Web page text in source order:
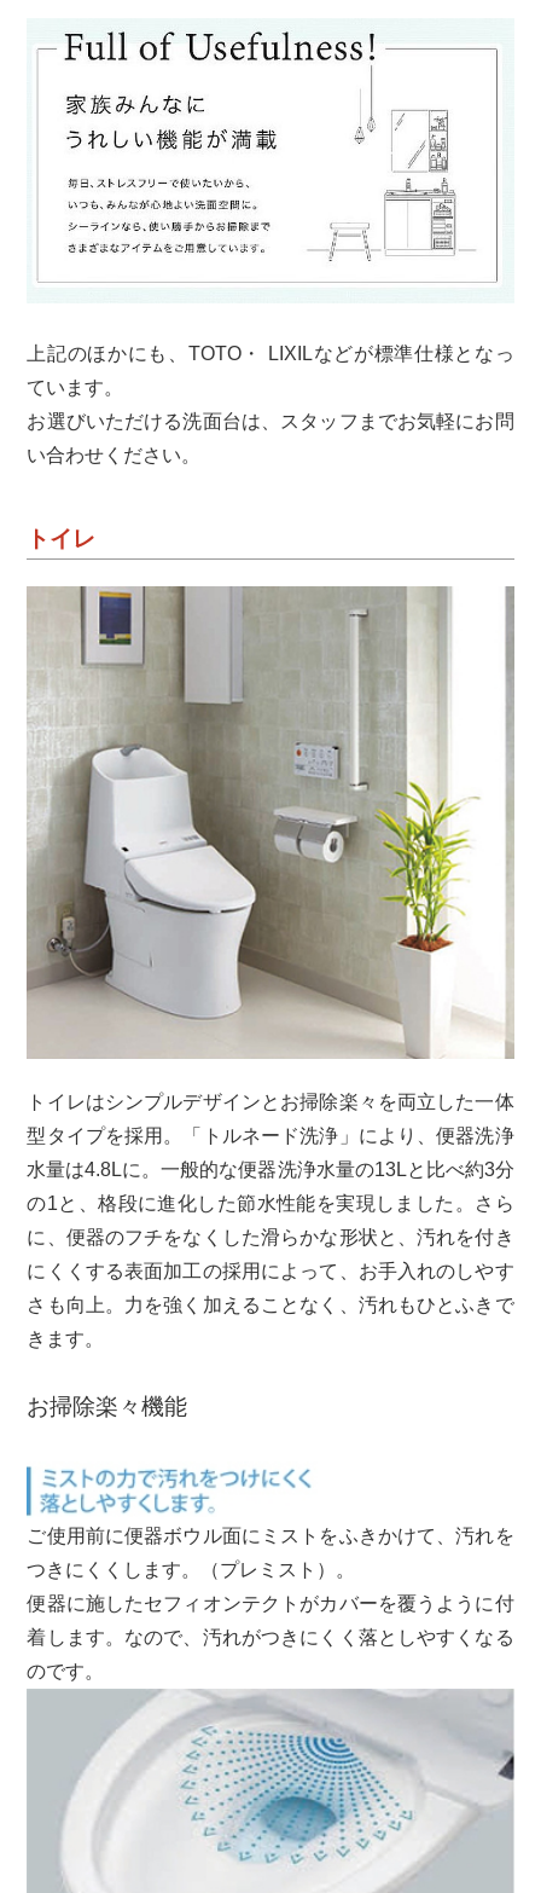
上記のほかにも、TOTO・ LIXILなどが標準仕様となっ
ています。
お選びいただける洗面台は、スタッフまでお気軽にお問
い合わせください。
トイレ
トイレはシンプルデザインとお掃除楽々を両立した一体
型タイプを採用。「トルネード洗浄」により、便器洗浄
水量は4.8Lに。一般的な便器洗浄水量の13Lと比べ約3分
の1と、格段に進化した節水性能を実現しました。さら
に、便器のフチをなくした滑らかな形状と、汚れを付き
にくくする表面加工の採用によって、お手入れのしやす
さも向上。力を強く加えることなく、汚れもひとふきで
きます。
お掃除楽々機能
ご使用前に便器ボウル面にミストをふきかけて、汚れを
つきにくくします。（プレミスト）。
便器に施したセフィオンテクトがカバーを覆うように付
着します。なので、汚れがつきにくく落としやすくなる
のです。